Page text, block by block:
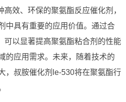
效、环保的聚氨酯反应催化剂，
中具有重要的应用价值。通过合
可以显著提高聚氨酯粘合剂的性能
的应用需求。未来，随着技术的
，叔胺催化剂le-530将在聚氨酯行